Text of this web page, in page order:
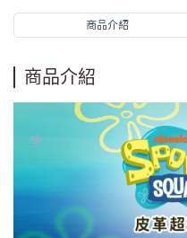
商品介紹
商品介紹